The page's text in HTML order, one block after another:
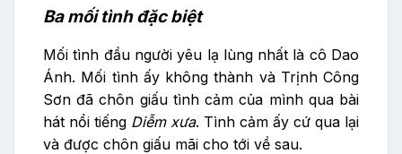
Ba mối tình đặc biệt
Mối tình đầu người yêu lạ lùng nhất là cô Dao
Ánh. Mối tình ấy không thành và Trịnh Công
Sơn đã chôn giấu tình cảm của mình qua bài
hát nổi tiếng Diễm xưa. Tình cảm ấy cứ qua lại
và được chôn giấu mãi cho tới về sau.